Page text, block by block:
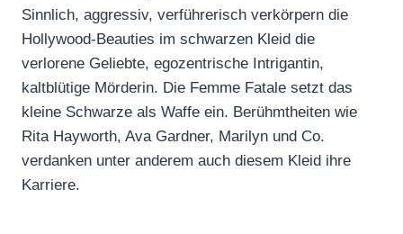
Sinnlich, aggressiv, verführerisch verkörpern die
Hollywood-Beauties im schwarzen Kleid die
verlorene Geliebte, egozentrische Intrigantin,
kaltblütige Mörderin. Die Femme Fatale setzt das
kleine Schwarze als Waffe ein. Berühmtheiten wie
Rita Hayworth, Ava Gardner, Marilyn und Co.
verdanken unter anderem auch diesem Kleid ihre
Karriere.